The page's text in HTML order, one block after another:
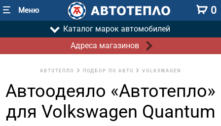
Меню 0
Каталог марок автомобилей
Адреса магазинов
АВТОТЕПЛО ПОДБОР ПО АВТО VOLKSWAGEN
Автоодеяло «Автотепло»
для Volkswagen Quantum